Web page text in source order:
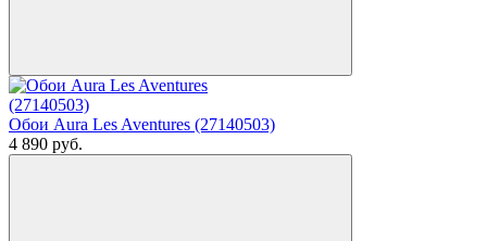
Обои Aura Les Aventures (27140503)
4 890 руб.